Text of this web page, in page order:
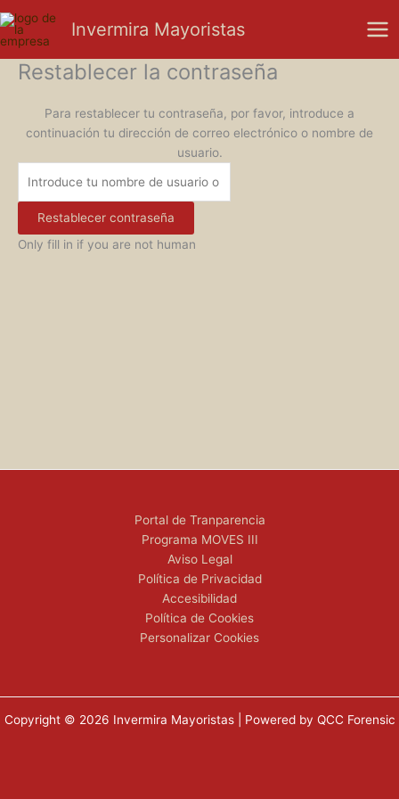
al
contenido
Invermira Mayoristas
Restablecer la contraseña
Para restablecer tu contraseña, por favor, introduce a
continuación tu dirección de correo electrónico o nombre de
usuario.
Only fill in if you are not human
Portal de Tranparencia
Programa MOVES III
Aviso Legal
Política de Privacidad
Accesibilidad
Política de Cookies
Personalizar Cookies
Copyright © 2026 Invermira Mayoristas | Powered by QCC Forensic